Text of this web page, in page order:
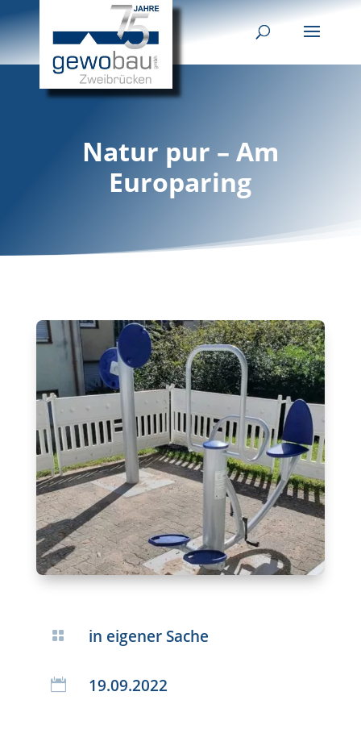
Natur pur – Am
Europaring
 in eigener Sache
 19.09.2022